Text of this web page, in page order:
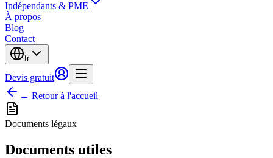
Indépendants & PME
À propos
Blog
Contact
fr
Devis gratuit
← Retour à l'accueil
Documents légaux
Documents utiles